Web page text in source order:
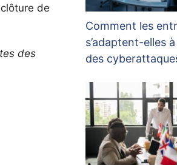
de
des
Comment les
s’adaptent-elles
des